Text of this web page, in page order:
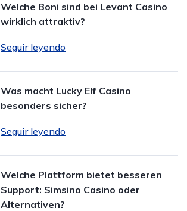
Welche Boni sind bei Levant Casino
wirklich attraktiv?
Seguir leyendo
Was macht Lucky Elf Casino
besonders sicher?
Seguir leyendo
Welche Plattform bietet besseren
Support: Simsino Casino oder
Alternativen?